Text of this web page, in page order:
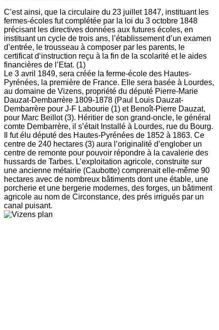
C’est ainsi, que la circulaire du 23 juillet 1847, instituant les
fermes-écoles fut complétée par la loi du 3 octobre 1848
précisant les directives données aux futures écoles, en
instituant un cycle de trois ans, l’établissement d’un examen
d’entrée, le trousseau à composer par les parents, le
certificat d‘instruction reçu à la fin de la scolarité et le aides
financières de l’Etat. (1)
Le 3 avril 1849, sera créée la ferme-école des Hautes-
Pyrénées, la première de France. Elle sera basée à Lourdes,
au domaine de Vizens, propriété du député Pierre-Marie
Dauzat-Dembarrère 1809-1878 (Paul Louis Dauzat-
Dembarrère pour J-F Labourie (1) et Benoît-Pierre Dauzat,
pour Marc Beillot (3). Héritier de son grand-oncle, le général
comte Dembarrère, il s’était Installé à Lourdes, rue du Bourg.
Il fut élu député des Hautes-Pyrénées de 1852 à 1863. Ce
centre de 240 hectares (3) aura l’originalité d’englober un
centre de remonte pour pouvoir répondre à la cavalerie des
hussards de Tarbes. L’exploitation agricole, construite sur
une ancienne métairie (Caubotte) comprenait elle-même 90
hectares avec de nombreux bâtiments dont une étable, une
porcherie et une bergerie modernes, des forges, un bâtiment
agricole au nom de Circonstance, des prés irrigués par un
canal puisant.